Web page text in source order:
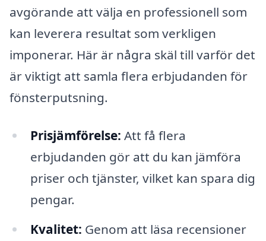
avgörande att välja en professionell som
kan leverera resultat som verkligen
imponerar. Här är några skäl till varför det
är viktigt att samla flera erbjudanden för
fönsterputsning.
Prisjämförelse: Att få flera
erbjudanden gör att du kan jämföra
priser och tjänster, vilket kan spara dig
pengar.
Kvalitet: Genom att läsa recensioner